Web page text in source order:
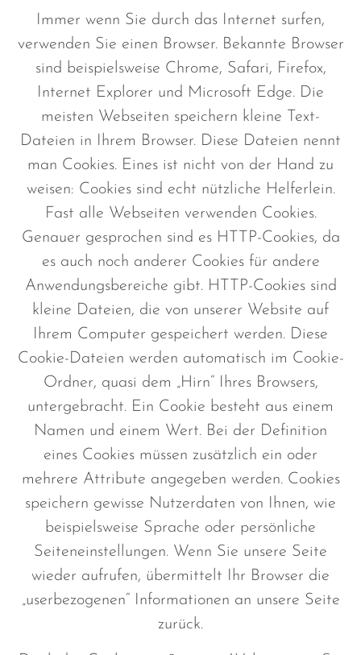
Immer wenn Sie durch das Internet surfen,
verwenden Sie einen Browser. Bekannte Browser
sind beispielsweise Chrome, Safari, Firefox,
Internet Explorer und Microsoft Edge. Die
meisten Webseiten speichern kleine Text-
Dateien in Ihrem Browser. Diese Dateien nennt
man Cookies. Eines ist nicht von der Hand zu
weisen: Cookies sind echt nützliche Helferlein.
Fast alle Webseiten verwenden Cookies.
Genauer gesprochen sind es HTTP-Cookies, da
es auch noch anderer Cookies für andere
Anwendungsbereiche gibt. HTTP-Cookies sind
kleine Dateien, die von unserer Website auf
Ihrem Computer gespeichert werden. Diese
Cookie-Dateien werden automatisch im Cookie-
Ordner, quasi dem „Hirn“ Ihres Browsers,
untergebracht. Ein Cookie besteht aus einem
Namen und einem Wert. Bei der Definition
eines Cookies müssen zusätzlich ein oder
mehrere Attribute angegeben werden. Cookies
speichern gewisse Nutzerdaten von Ihnen, wie
beispielsweise Sprache oder persönliche
Seiteneinstellungen. Wenn Sie unsere Seite
wieder aufrufen, übermittelt Ihr Browser die
„userbezogenen“ Informationen an unsere Seite
zurück.